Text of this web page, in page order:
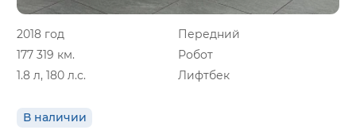
2018 год
Передний
177 319 км.
Робот
1.8 л, 180 л.с.
Лифтбек
В наличии